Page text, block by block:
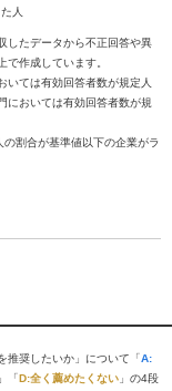
人
したデータから不正回答や異
作成しています。
ては有効回答者数が規定人
においては有効回答者数が規
割合が基準値以下の企業がラ
推奨したいか」について「A:
」「D:全く薦めたくない 」の4段